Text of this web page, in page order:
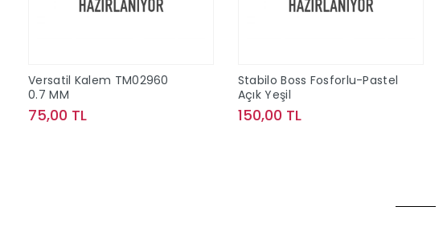
Versatil Kalem TM02960
0.7 MM
75,00 TL
Stabilo Boss Fosforlu-Pastel
Açık Yeşil
150,00 TL